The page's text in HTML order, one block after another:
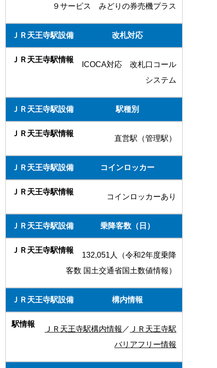
９サービス みどりの券売機プラス
改札対応
ICOCA対応 改札口コール
システム
駅種別
直営駅（管理駅）
コインロッカー
コインロッカーあり
乗降客数（日）
132,051人（令和2年度乗降
客数 国土交通省国土数値情報）
構内情報
ＪＲ天王寺駅構内情報 ／ ＪＲ天王寺駅
バリアフリー情報